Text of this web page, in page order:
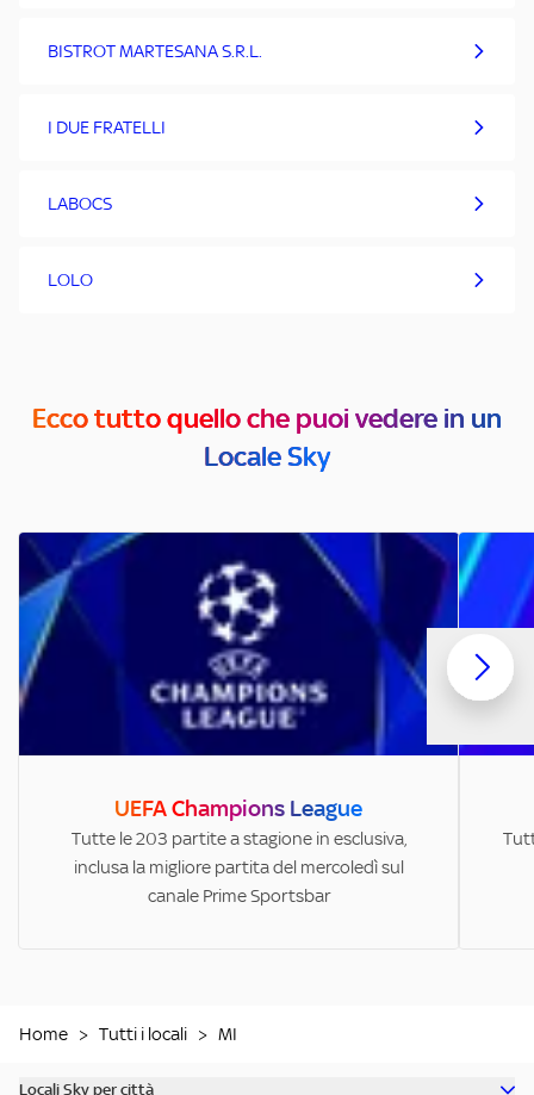
BISTROT MARTESANA S.R.L.
I DUE FRATELLI
LABOCS
LOLO
Ecco tutto quello che puoi vedere in un
Locale Sky
UEFA Champions League
Tutte le 203 partite a stagione in esclusiva,
inclusa la migliore partita del mercoledì sul
canale Prime Sportsbar
Home > Tutti i locali > MI
Locali Sky per città